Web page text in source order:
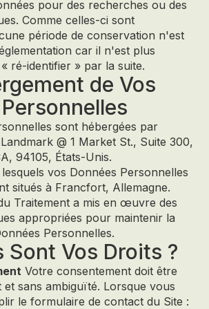
pour des recherches ou des
Comme celles-ci sont
période de conservation n'est
car il n'est plus
ré-identifier » par la suite.
de Vos
sont hébergées par
@ 1 Market St., Suite 300,
94105, États-Unis.
vos Données Personnelles
situés à Francfort, Allemagne.
Traitement a mis en œuvre des
appropriées pour maintenir la
Personnelles.
Sont Vos Droits ?
Votre consentement doit être
sans ambiguïté. Lorsque vous
le formulaire de contact du Site :